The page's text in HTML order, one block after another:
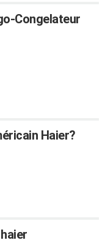
Congelateur
Haier?